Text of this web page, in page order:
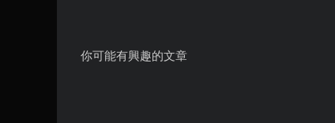
你可能有興趣的文章